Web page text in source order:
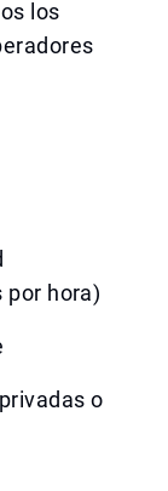
los
por hora)
o